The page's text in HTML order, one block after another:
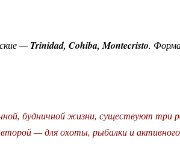
—Trinidad, Cohiba, Montecristo.
будничной жизни, существуют три
— для охоты, рыбалки и